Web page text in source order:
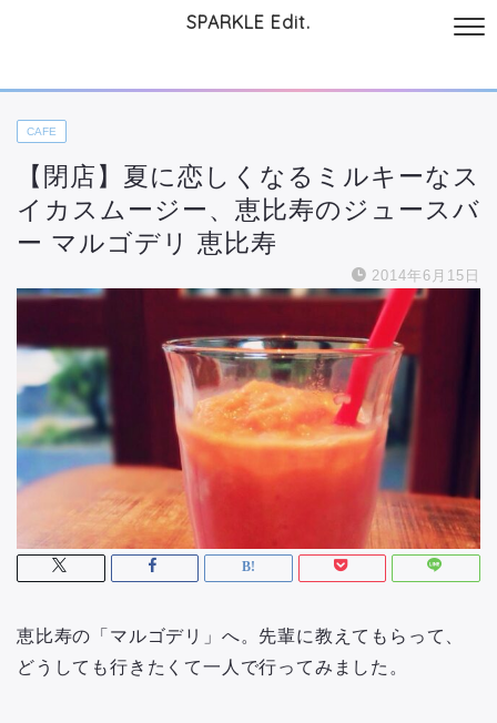
SPARKLE Edit.
CAFE
【閉店】夏に恋しくなるミルキーなス
イカスムージー、恵比寿のジュースバ
ー マルゴデリ 恵比寿
2014年6月15日
恵比寿の「マルゴデリ」へ。先輩に教えてもらって、
どうしても行きたくて一人で行ってみました。